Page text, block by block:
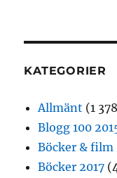
KATEGORIER
Allmänt (1
Blogg 100
Böcker & film
Böcker 2017